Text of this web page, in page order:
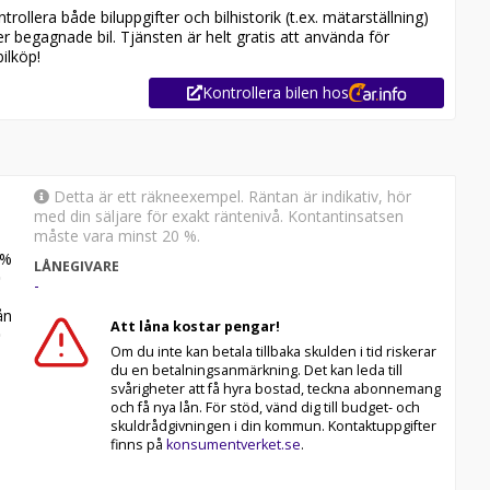
60 månaders garanti och komplettera med extra
och enkelt hos oss.
både biluppgifter och bilhistorik (t.ex. mätarställning)
begagnade bil. Tjänsten är helt gratis att använda för
Kontrollera bilen hos
%
Detta är ett räkneexempel. Räntan är indikativ, hör
med din säljare för exakt räntenivå. Kontantinsatsen
måste vara minst 20 %.
LÅNEGIVARE
-
Att låna kostar pengar!
Om du inte kan betala tillbaka skulden i tid riskerar
du en betalningsanmärkning. Det kan leda till
svårigheter att få hyra bostad, teckna abonnemang
och få nya lån. För stöd, vänd dig till budget- och
skuldrådgivningen i din kommun. Kontaktuppgifter
finns på konsumentverket.se.